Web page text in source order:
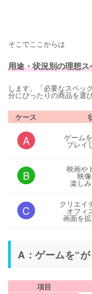
そこでここからは
用途・状況別の理想
します。「必要なスペッ
分にぴったりの商品を選
ケース
A ゲーム
プレイ
B 映画や
映
楽し
C クリエイ
オフィ
画面を
A：ゲームを“
項目